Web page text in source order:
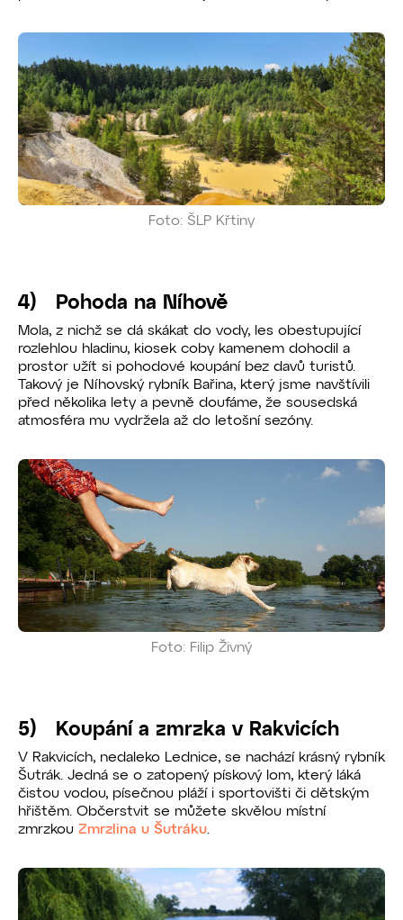
Foto: ŠLP Křtiny
4) Pohoda na Níhově
Mola, z nichž se dá skákat do vody, les obestupující
rozlehlou hladinu, kiosek coby kamenem dohodil a
prostor užít si pohodové koupání bez davů turistů.
Takový je Níhovský rybník Bařina, který jsme navštívili
před několika lety a pevně doufáme, že sousedská
atmosféra mu vydržela až do letošní sezóny.
Foto: Filip Živný
5) Koupání a zmrzka v Rakvicích
V Rakvicích, nedaleko Lednice, se nachází krásný rybník
Šutrák. Jedná se o zatopený pískový lom, který láká
čistou vodou, písečnou pláží i sportovišti či dětským
hřištěm. Občerstvit se můžete skvělou místní
zmrzkou Zmrzlina u Šutráku.